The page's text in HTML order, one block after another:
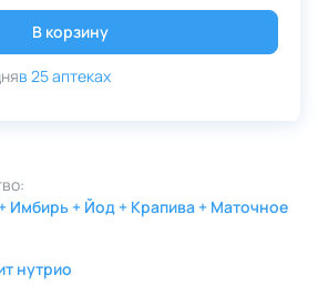
В корзину
в 25 аптеках
Имбирь + Йод + Крапива + Маточное
нутрио